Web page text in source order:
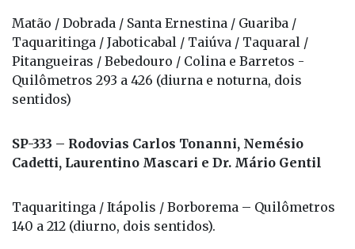
Matão / Dobrada / Santa Ernestina / Guariba /
Taquaritinga / Jaboticabal / Taiúva / Taquaral /
Pitangueiras / Bebedouro / Colina e Barretos -
Quilômetros 293 a 426 (diurna e noturna, dois
sentidos)
SP-333 – Rodovias Carlos Tonanni, Nemésio
Cadetti, Laurentino Mascari e Dr. Mário Gentil
Taquaritinga / Itápolis / Borborema – Quilômetros
140 a 212 (diurno, dois sentidos).